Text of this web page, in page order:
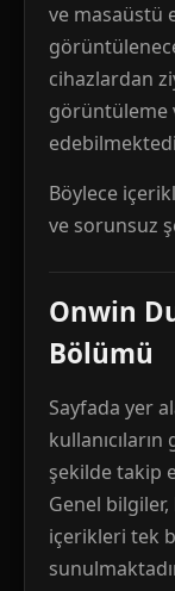
ve masaüstü
cihazlardan
görüntüleme
Böylece
ve sorunsuz
Onwin
Bölümü
Sayfada yer
şekilde takip
Genel bilgiler,
içerikleri tek